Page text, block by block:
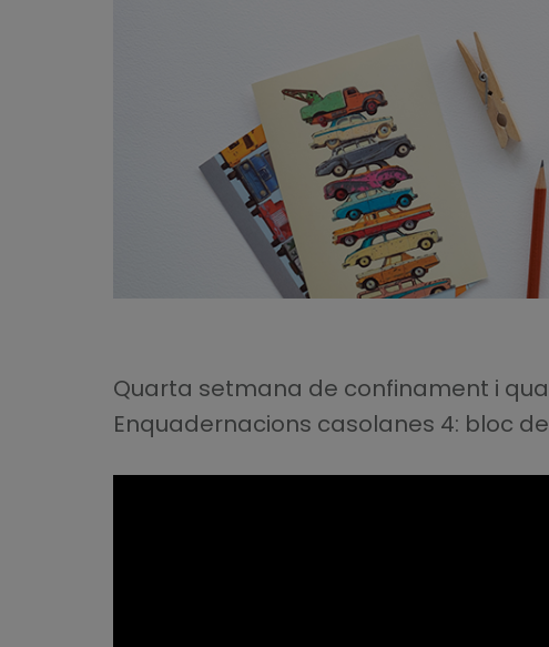
Quarta setmana de confinament i
Enquadernacions casolanes 4: bloc